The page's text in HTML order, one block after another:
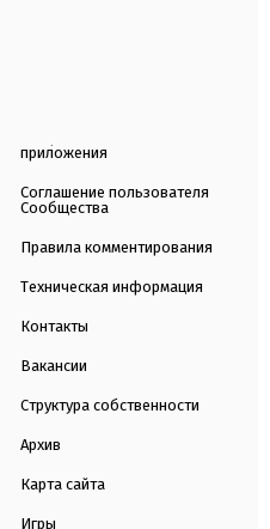
приложения
Соглашение пользователя
Сообщества
Правила комментирования
Техническая информация
Контакты
Вакансии
Структура собственности
Архив
Карта сайта
Игры